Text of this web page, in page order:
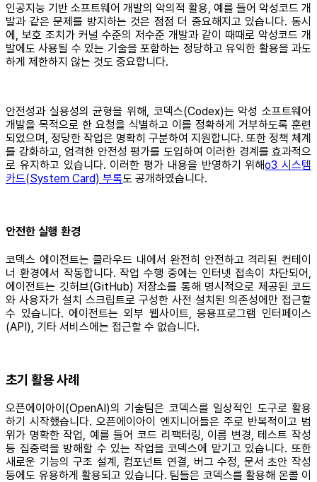
인공지능 기반 소프트웨어 개발의 악의적 활용, 예를 들어 악성코드 개
발과 같은 문제를 방지하는 것은 점점 더 중요해지고 있습니다. 동시
에, 보호 조치가 커널 수준의 저수준 개발과 같이 때때로 악성코드 개
발에도 사용될 수 있는 기술을 포함하는 정당하고 유익한 활용을 과도
하게 제한하지 않는 것도 중요합니다.
안전성과 실용성의 균형을 위해, 코덱스(Codex)는 악성 소프트웨어
개발을 목적으로 한 요청을 식별하고 이를 정확하게 거부하도록 훈련
되었으며, 정당한 작업은 명확히 구분하여 지원합니다. 또한 정책 체계
를 강화하고, 엄격한 안전성 평가를 도입하여 이러한 경계를 효과적으
로 유지하고 있습니다. 이러한 평가 내용을 반영하기 위해o3 시스템
카드(System Card) 부록도 공개하였습니다.
안전한 실행 환경
코덱스 에이전트는 클라우드 내에서 완전히 안전하고 격리된 컨테이
너 환경에서 작동합니다. 작업 수행 중에는 인터넷 접속이 차단되어,
에이전트는 깃허브(GitHub) 저장소를 통해 명시적으로 제공된 코드
와 사용자가 설치 스크립트로 구성한 사전 설치된 의존성에만 접근할
수 있습니다. 에이전트는 외부 웹사이트, 응용프로그램 인터페이스
(API), 기타 서비스에는 접근할 수 없습니다.
초기 활용 사례
오픈에이아이(OpenAI)의 기술팀은 코덱스를 일상적인 도구로 활용
하기 시작했습니다. 오픈에이아이 엔지니어들은 주로 반복적이고 범
위가 명확한 작업, 예를 들어 코드 리팩터링, 이름 변경, 테스트 작성
등 집중력을 방해할 수 있는 작업을 코덱스에 맡기고 있습니다. 또한
새로운 기능의 구조 설계, 컴포넌트 연결, 버그 수정, 문서 초안 작성
등에도 유용하게 활용되고 있습니다. 팀들은 코덱스를 활용해 온콜 이